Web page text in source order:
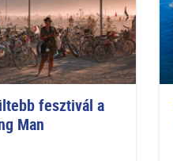
fesztivál a
Man